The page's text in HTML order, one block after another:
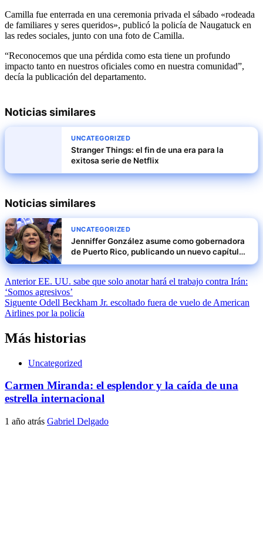
Camilla fue enterrada en una ceremonia privada el sábado «rodeada
de familiares y seres queridos», publicó la policía de Naugatuck en
las redes sociales, junto con una foto de Camilla.
“Reconocemos que una pérdida como esta tiene un profundo
impacto tanto en nuestros oficiales como en nuestra comunidad”,
decía la publicación del departamento.
Noticias similares
UNCATEGORIZED
Stranger Things: el fin de una era para la
exitosa serie de Netflix
Noticias similares
UNCATEGORIZED
Jenniffer González asume como gobernadora
de Puerto Rico, publicando un nuevo capítulo
en la historia política de la isla
Navegación
de
entradas
AnteriorEE. UU. sabe que solo anotar hará el trabajo contra Irán:
‘Somos agresivos’
Siguente Odell Beckham Jr. escoltado fuera de vuelo de American
Airlines por la policía
Más historias
Uncategorized
Carmen Miranda: el esplendor y la caída de una
estrella internacional
1 año atrás Gabriel Delgado